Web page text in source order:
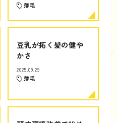
薄毛
豆乳が拓く髪の健や
かさ
2025.09.29
薄毛